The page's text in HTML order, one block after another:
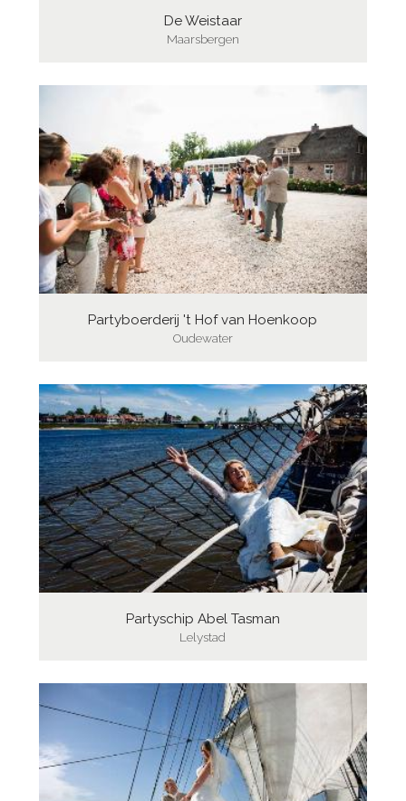
De Weistaar
Maarsbergen
Partyboerderij 't Hof van Hoenkoop
Oudewater
Partyschip Abel Tasman
Lelystad